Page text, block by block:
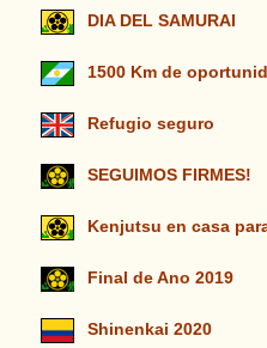
DIA DEL SAMURAI
1500 Km de
Refugio seguro
SEGUIMOS FIRMES!
Kenjutsu en casa
Final de Ano 2019
Shinenkai 2020